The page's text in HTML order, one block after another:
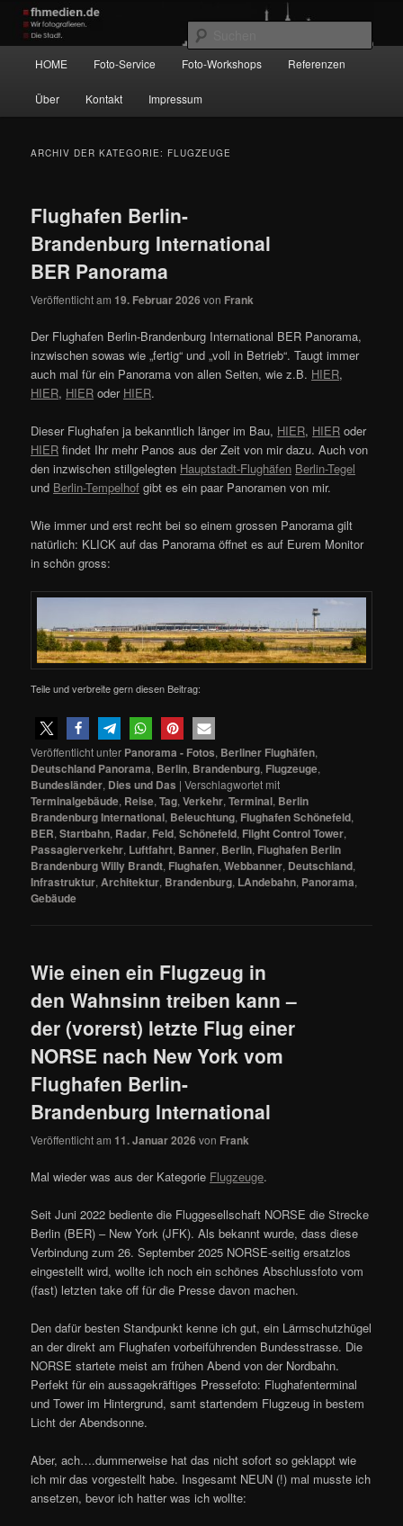
Zum
primären
Inhalt
springen
Zum
sekundären
Inhalt
springen
Wir fotografieren die Hauptstadt!
HOME Foto-Service Foto-Workshops Referenzen
Über Kontakt Impressum
ARCHIV DER KATEGORIE: FLUGZEUGE
Flughafen Berlin-
Brandenburg International
BER Panorama
Veröffentlicht am 19. Februar 2026 von Frank
Der Flughafen Berlin-Brandenburg International BER Panorama,
inzwischen sowas wie „fertig“ und „voll in Betrieb“. Taugt immer
auch mal für ein Panorama von allen Seiten, wie z.B. HIER,
HIER, HIER oder HIER.
Dieser Flughafen ja bekanntlich länger im Bau, HIER, HIER oder
HIER findet Ihr mehr Panos aus der Zeit von mir dazu. Auch von
den inzwischen stillgelegten Hauptstadt-Flughäfen Berlin-Tegel
und Berlin-Tempelhof gibt es ein paar Panoramen von mir.
Wie immer und erst recht bei so einem grossen Panorama gilt
natürlich: KLICK auf das Panorama öffnet es auf Eurem Monitor
in schön gross:
Teile und verbreite gern diesen Beitrag:
Veröffentlicht unter Panorama - Fotos, Berliner Flughäfen,
Deutschland Panorama, Berlin, Brandenburg, Flugzeuge,
Bundesländer, Dies und Das |Verschlagwortet mit
Terminalgebäude, Reise,Tag,Verkehr,Terminal, Berlin
Brandenburg International, Beleuchtung, Flughafen Schönefeld,
BER,Startbahn, Radar, Feld,Schönefeld, Flight Control Tower,
Passagierverkehr, Luftfahrt, Banner, Berlin, Flughafen Berlin
Brandenburg Willy Brandt, Flughafen,Webbanner, Deutschland,
Infrastruktur, Architektur, Brandenburg, LAndebahn, Panorama,
Gebäude
Wie einen ein Flugzeug in
den Wahnsinn treiben kann –
der (vorerst) letzte Flug einer
NORSE nach New York vom
Flughafen Berlin-
Brandenburg International
Veröffentlicht am 11. Januar 2026 von Frank
Mal wieder was aus der Kategorie Flugzeuge.
Seit Juni 2022 bediente die Fluggesellschaft NORSE die Strecke
Berlin (BER) – New York (JFK). Als bekannt wurde, dass diese
Verbindung zum 26. September 2025 NORSE-seitig ersatzlos
eingestellt wird, wollte ich noch ein schönes Abschlussfoto vom
(fast) letzten take off für die Presse davon machen.
Den dafür besten Standpunkt kenne ich gut, ein Lärmschutzhügel
an der direkt am Flughafen vorbeiführenden Bundesstrasse. Die
NORSE startete meist am frühen Abend von der Nordbahn.
Perfekt für ein aussagekräftiges Pressefoto: Flughafenterminal
und Tower im Hintergrund, samt startendem Flugzeug in bestem
Licht der Abendsonne.
Aber, ach….dummerweise hat das nicht sofort so geklappt wie
ich mir das vorgestellt habe. Insgesamt NEUN (!) mal musste ich
ansetzen, bevor ich hatter was ich wollte: